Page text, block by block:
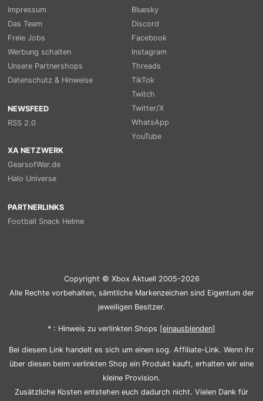
Impressum
Das Team
Freie Jobs
Werbung schalten
Unsere Partnershops
Datenschutz & Hinweise
NEWSFEED
RSS 2.0
Bluesky
Discord
Facebook
Instagram
Threads
TikTok
Twitch
Twitter/X
WhatsApp
YouTube
XA NETZWERK
GearsofWar.de
Halo Universe
PARTNERLINKS
Football Snack Helme
Copyright © Xbox Aktuell 2005-2026
Alle Rechte vorbehalten, sämtliche Markenzeichen sind Eigentum der
jeweiligen Besitzer.
* : Hinweis zu verlinkten Shops [einausblenden]
Bei diesem Link handelt es sich um einen sog. Affiliate-Link. Wenn ihr
über diesen beim verlinkten Shop ein Produkt kauft, erhalten wir eine
kleine Provision.
Zusätzliche Kosten entstehen euch dadurch nicht. Vielen Dank für